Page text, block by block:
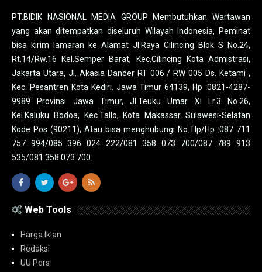
PT.BIDIK NASIONAL MEDIA GROUP Membutuhkan Wartawan
yang akan ditempatkan diseluruh Wilayah Indonesia, Peminat
bisa kirim lamaran ke Alamat Jl.Raya Cilincing Blok S No.24,
Rt.14/Rw.16 Kel.Semper Barat, Kec.Cilincing Kota Admistrasi,
Jakarta Utara, Jl. Akasia Dander RT 006 / RW 005 Ds. Ketami ,
Kec. Pesantren Kota Kediri. Jawa Timur 64139, Hp :0821-4287-
9989 Provinsi Jawa Timur, Jl.Teuku Umar XI Lr.3 No.26,
Kel.Kaluku Bodoa, Kec.Tallo, Kota Makassar Sulawesi-Selatan
Kode Pos (90211), Atau bisa menghubungi No.Tlp/Hp :087 711
757 994/085 396 024 222/081 358 073 700/087 789 913
535/081 358 073 700.
Web Tools
Harga Iklan
Redaksi
UU Pers